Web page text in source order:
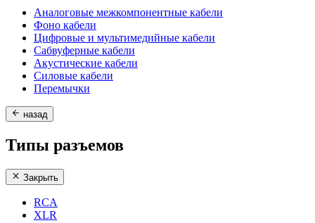
Аналоговые межкомпонентные кабели
Фоно кабели
Цифровые и мультимедийные кабели
Сабвуферные кабели
Акустические кабели
Силовые кабели
Перемычки
назад
Типы разъемов
Закрыть
RCA
XLR